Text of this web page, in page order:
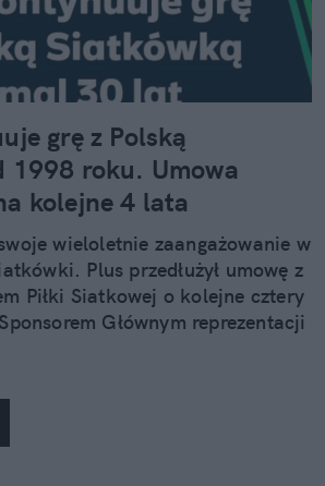
grę z Polską
1998 roku. Umowa
kolejne 4 lata
wieloletnie zaangażowanie w
Plus przedłużył umowę z
Piłki Siatkowej o kolejne cztery
Głównym reprezentacji